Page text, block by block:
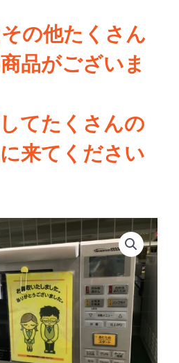
の他たくさん
品がございま
てたくさんの
来てください